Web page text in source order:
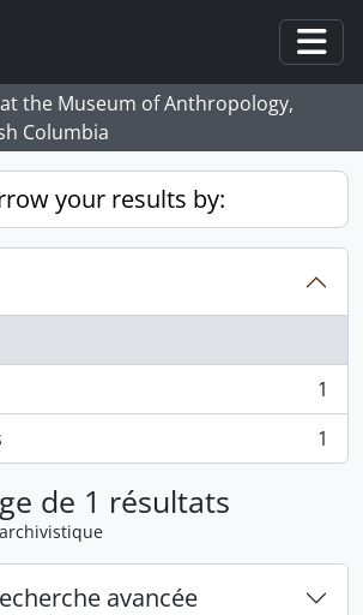
the Museum of Anthropology,
Columbia
your results by:
1
1
de 1 résultats
avancée